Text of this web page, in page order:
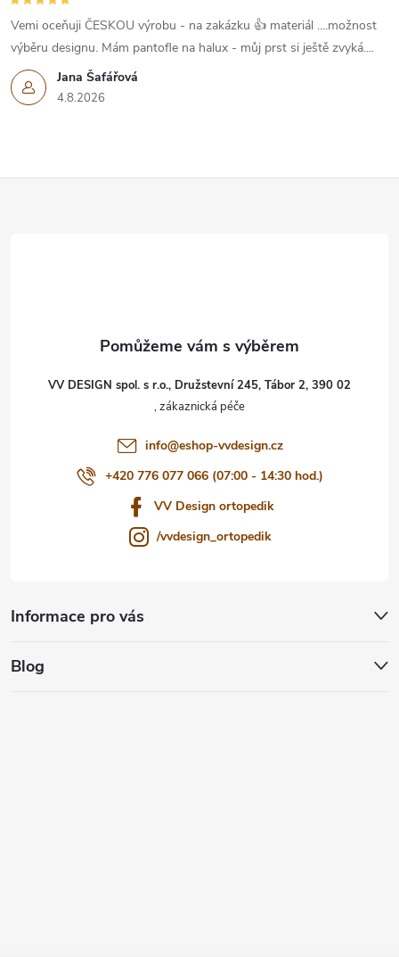
Jana Šafářová
4.8.2026
Vemi oceňuji ČESKOU výrobu - na zakázku 👍 materiál ....možnost
výběru designu. Mám pantofle na halux - můj prst si ještě zvyká....
VV DESIGN spol. s r.o., Družstevní 245, Tábor 2, 390 02
info@eshop-vvdesign.cz
+420 776 077 066 (07:00 - 14:30 hod.)
VV Design ortopedik
/vvdesign_ortopedik
Informace pro vás
Blog